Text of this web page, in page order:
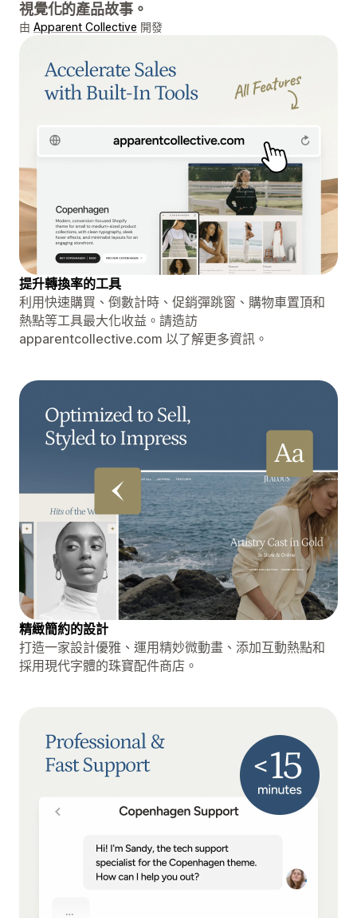
視覺化的產品故事。
由 Apparent Collective 開發
提升轉換率的工具
利用快速購買、倒數計時、促銷彈跳窗、購物車置頂和
熱點等工具最大化收益。請造訪
apparentcollective.com 以了解更多資訊。
精緻簡約的設計
打造一家設計優雅、運用精妙微動畫、添加互動熱點和
採用現代字體的珠寶配件商店。